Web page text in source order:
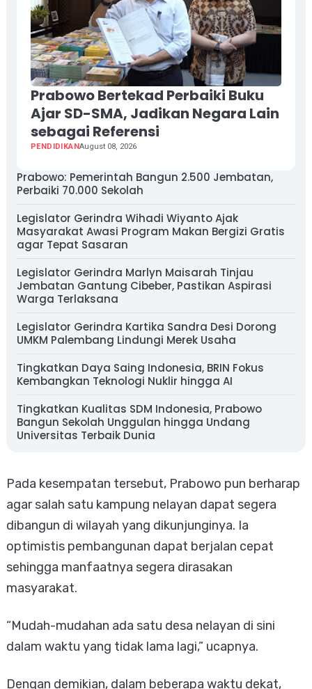
Prabowo Bertekad Perbaiki Buku
Ajar SD-SMA, Jadikan Negara Lain
sebagai Referensi
PENDIDIKANAugust 08, 2026
Prabowo: Pemerintah Bangun 2.500 Jembatan,
Perbaiki 70.000 Sekolah
Legislator Gerindra Wihadi Wiyanto Ajak
Masyarakat Awasi Program Makan Bergizi Gratis
agar Tepat Sasaran
Legislator Gerindra Marlyn Maisarah Tinjau
Jembatan Gantung Cibeber, Pastikan Aspirasi
Warga Terlaksana
Legislator Gerindra Kartika Sandra Desi Dorong
UMKM Palembang Lindungi Merek Usaha
Tingkatkan Daya Saing Indonesia, BRIN Fokus
Kembangkan Teknologi Nuklir hingga AI
Tingkatkan Kualitas SDM Indonesia, Prabowo
Bangun Sekolah Unggulan hingga Undang
Universitas Terbaik Dunia
Pada kesempatan tersebut, Prabowo pun berharap
agar salah satu kampung nelayan dapat segera
dibangun di wilayah yang dikunjunginya. Ia
optimistis pembangunan dapat berjalan cepat
sehingga manfaatnya segera dirasakan
masyarakat.
“Mudah-mudahan ada satu desa nelayan di sini
dalam waktu yang tidak lama lagi,” ucapnya.
Dengan demikian, dalam beberapa waktu dekat,